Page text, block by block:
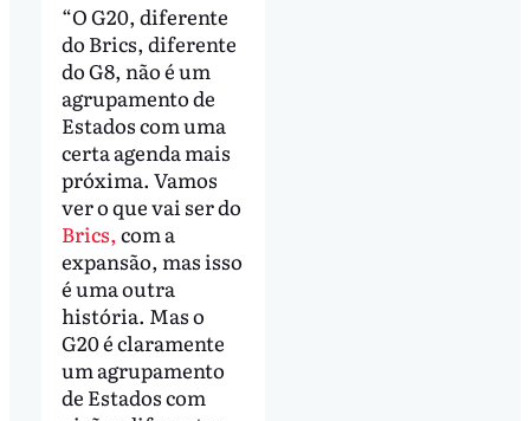
“O G20, diferente
do Brics, diferente
do G8, não é um
agrupamento de
Estados com uma
certa agenda mais
próxima. Vamos
ver o que vai ser do
Brics, com a
expansão, mas isso
é uma outra
história. Mas o
G20 é claramente
um agrupamento
de Estados com